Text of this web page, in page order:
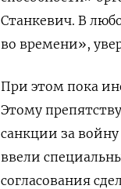
Станкевич. В
во времени»,
При этом пока
Этому
санкции за войну
ввели
согласования